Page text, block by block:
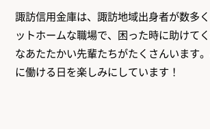
諏訪信用金庫は、諏訪地域出身者が数多
ットホームな職場で、困った時に助けて
なあたたかい先輩たちがたくさんいます
に働ける日を楽しみにしています！